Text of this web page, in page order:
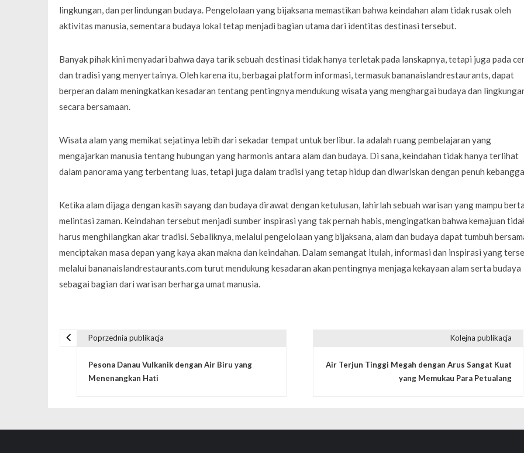
lingkungan, dan perlindungan budaya. Pengelolaan yang bijaksana memastikan bahwa keindahan alam tidak rusak oleh
aktivitas manusia, sementara budaya lokal tetap menjadi bagian utama dari identitas destinasi tersebut.
Banyak pihak kini menyadari bahwa daya tarik sebuah destinasi tidak hanya terletak pada lanskapnya, tetapi juga pada
dan tradisi yang menyertainya. Oleh karena itu, berbagai platform informasi, termasuk bananaislandrestaurants, dapat
berperan dalam meningkatkan kesadaran tentang pentingnya mendukung wisata yang menghargai budaya dan
secara bersamaan.
Wisata alam yang memikat sejatinya lebih dari sekadar tempat untuk berlibur. Ia adalah ruang pembelajaran yang
mengajarkan manusia tentang hubungan yang harmonis antara alam dan budaya. Di sana, keindahan tidak hanya terlihat
dalam panorama yang terbentang luas, tetapi juga dalam tradisi yang tetap hidup dan diwariskan dengan penuh
Ketika alam dijaga dengan kasih sayang dan budaya dirawat dengan ketulusan, lahirlah sebuah warisan yang mampu
melintasi zaman. Keindahan tersebut menjadi sumber inspirasi yang tak pernah habis, mengingatkan bahwa kemajuan
harus menghilangkan akar tradisi. Sebaliknya, melalui pengelolaan yang bijaksana, alam dan budaya dapat tumbuh
menciptakan masa depan yang kaya akan makna dan keindahan. Dalam semangat itulah, informasi dan inspirasi yang
melalui bananaislandrestaurants.com turut mendukung kesadaran akan pentingnya menjaga kekayaan alam serta budaya
sebagai bagian dari warisan berharga umat manusia.
Poprzednia publikacja
Pesona Danau Vulkanik dengan Air Biru yang
Menenangkan Hati
Kolejna publikacja
Air Terjun Tinggi Megah dengan Arus Sangat Kuat
yang Memukau Para Petualang